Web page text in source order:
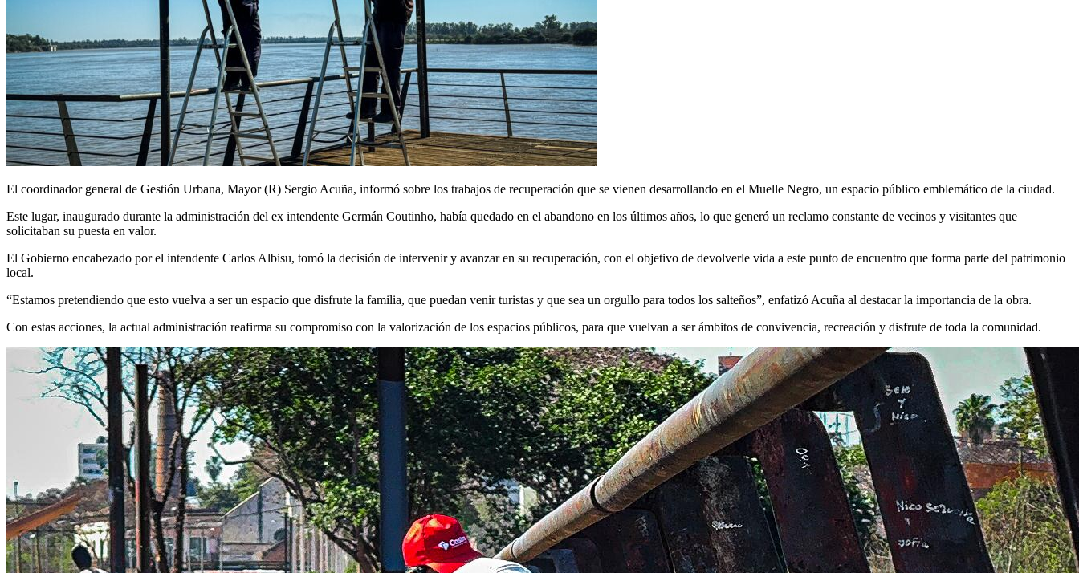
El coordinador general de Gestión Urbana, Mayor (R) Sergio Acuña, informó sobre los trabajos de recuperación que se vienen desarrollando en el Muelle Negro, un espacio público emblemático de la ciudad.
Este lugar, inaugurado durante la administración del ex intendente Germán Coutinho, había quedado en el abandono en los últimos años, lo que generó un reclamo constante de vecinos y visitantes que
solicitaban su puesta en valor.
El Gobierno encabezado por el intendente Carlos Albisu, tomó la decisión de intervenir y avanzar en su recuperación, con el objetivo de devolverle vida a este punto de encuentro que forma parte del patrimonio
local.
“Estamos pretendiendo que esto vuelva a ser un espacio que disfrute la familia, que puedan venir turistas y que sea un orgullo para todos los salteños”, enfatizó Acuña al destacar la importancia de la obra.
Con estas acciones, la actual administración reafirma su compromiso con la valorización de los espacios públicos, para que vuelvan a ser ámbitos de convivencia, recreación y disfrute de toda la comunidad.